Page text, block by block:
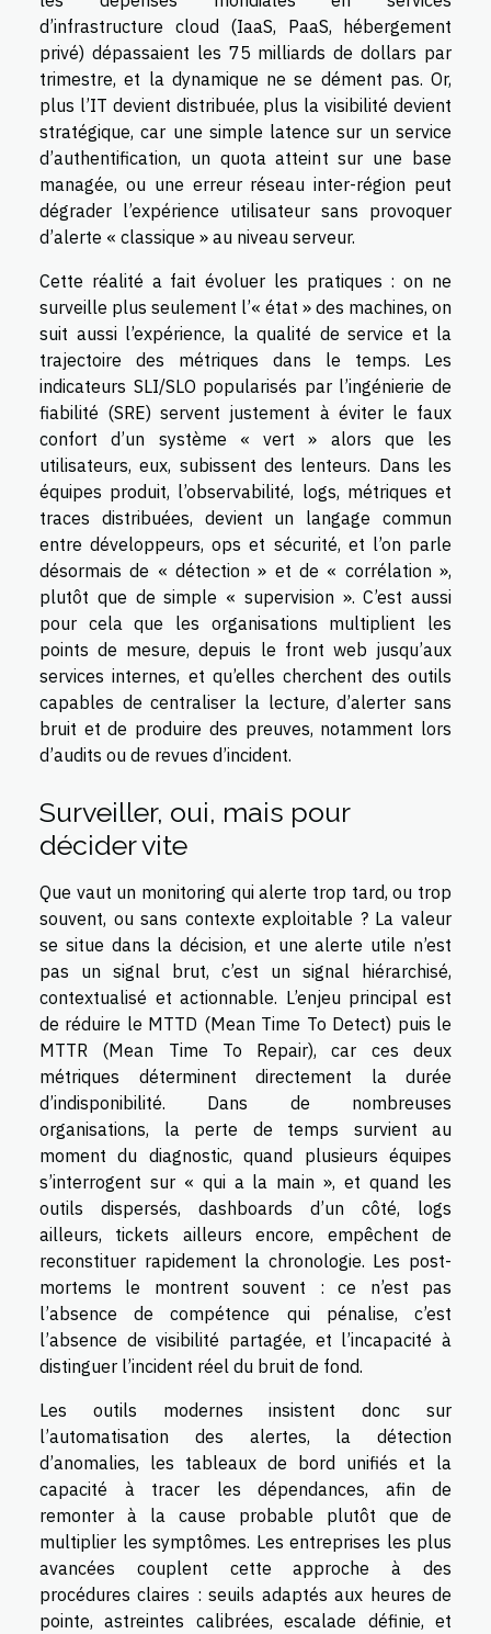
d’infrastructure cloud (IaaS, PaaS, hébergement
privé) dépassaient les 75 milliards de dollars par
trimestre, et la dynamique ne se dément pas. Or,
plus l’IT devient distribuée, plus la visibilité devient
stratégique, car une simple latence sur un service
d’authentification, un quota atteint sur une base
managée, ou une erreur réseau inter-région peut
dégrader l’expérience utilisateur sans provoquer
d’alerte « classique » au niveau serveur.
Cette réalité a fait évoluer les pratiques : on ne
surveille plus seulement l’« état » des machines, on
suit aussi l’expérience, la qualité de service et la
trajectoire des métriques dans le temps. Les
indicateurs SLI/SLO popularisés par l’ingénierie de
fiabilité (SRE) servent justement à éviter le faux
confort d’un système « vert » alors que les
utilisateurs, eux, subissent des lenteurs. Dans les
équipes produit, l’observabilité, logs, métriques et
traces distribuées, devient un langage commun
entre développeurs, ops et sécurité, et l’on parle
désormais de « détection » et de « corrélation »,
plutôt que de simple « supervision ». C’est aussi
pour cela que les organisations multiplient les
points de mesure, depuis le front web jusqu’aux
services internes, et qu’elles cherchent des outils
capables de centraliser la lecture, d’alerter sans
bruit et de produire des preuves, notamment lors
d’audits ou de revues d’incident.
Surveiller, oui, mais pour
décider vite
Que vaut un monitoring qui alerte trop tard, ou trop
souvent, ou sans contexte exploitable ? La valeur
se situe dans la décision, et une alerte utile n’est
pas un signal brut, c’est un signal hiérarchisé,
contextualisé et actionnable. L’enjeu principal est
de réduire le MTTD (Mean Time To Detect) puis le
MTTR (Mean Time To Repair), car ces deux
métriques déterminent directement la durée
d’indisponibilité. Dans de nombreuses
organisations, la perte de temps survient au
moment du diagnostic, quand plusieurs équipes
s’interrogent sur « qui a la main », et quand les
outils dispersés, dashboards d’un côté, logs
ailleurs, tickets ailleurs encore, empêchent de
reconstituer rapidement la chronologie. Les post-
mortems le montrent souvent : ce n’est pas
l’absence de compétence qui pénalise, c’est
l’absence de visibilité partagée, et l’incapacité à
distinguer l’incident réel du bruit de fond.
Les outils modernes insistent donc sur
l’automatisation des alertes, la détection
d’anomalies, les tableaux de bord unifiés et la
capacité à tracer les dépendances, afin de
remonter à la cause probable plutôt que de
multiplier les symptômes. Les entreprises les plus
avancées couplent cette approche à des
procédures claires : seuils adaptés aux heures de
pointe, astreintes calibrées, escalade définie, et